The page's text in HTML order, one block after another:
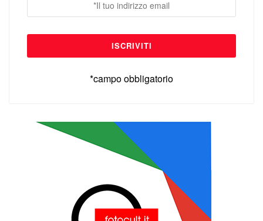
*campo obbligatorio